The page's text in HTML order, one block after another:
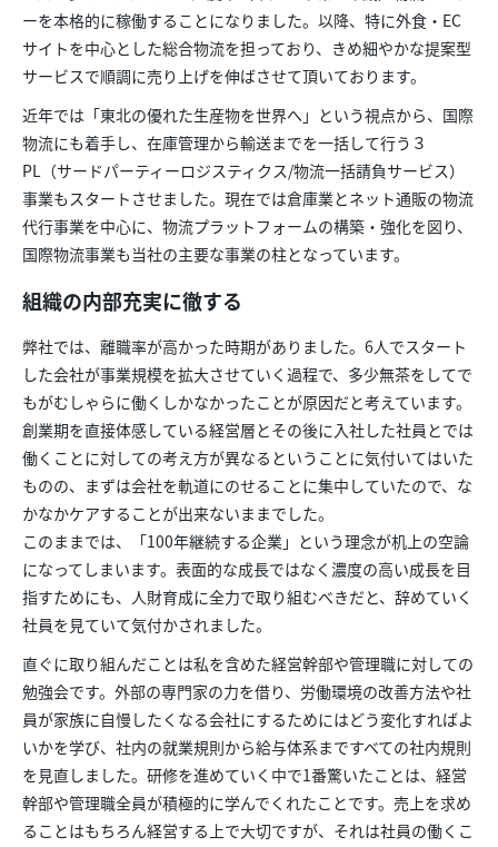
ーを本格的に稼働することになりました。以降、特に外食・EC
サイトを中心とした総合物流を担っており、きめ細やかな提案型
サービスで順調に売り上げを伸ばさせて頂いております。
近年では「東北の優れた生産物を世界へ」という視点から、国際
物流にも着手し、在庫管理から輸送までを一括して行う３
PL（サードパーティーロジスティクス/物流一括請負サービス）
事業もスタートさせました。現在では倉庫業とネット通販の物流
代行事業を中心に、物流プラットフォームの構築・強化を図り、
国際物流事業も当社の主要な事業の柱となっています。
組織の内部充実に徹する
弊社では、離職率が高かった時期がありました。6人でスタート
した会社が事業規模を拡大させていく過程で、多少無茶をしてで
もがむしゃらに働くしかなかったことが原因だと考えています。
創業期を直接体感している経営層とその後に入社した社員とでは
働くことに対しての考え方が異なるということに気付いてはいた
ものの、まずは会社を軌道にのせることに集中していたので、な
かなかケアすることが出来ないままでした。
このままでは、「100年継続する企業」という理念が机上の空論
になってしまいます。表面的な成長ではなく濃度の高い成長を目
指すためにも、人財育成に全力で取り組むべきだと、辞めていく
社員を見ていて気付かされました。
直ぐに取り組んだことは私を含めた経営幹部や管理職に対しての
勉強会です。外部の専門家の力を借り、労働環境の改善方法や社
員が家族に自慢したくなる会社にするためにはどう変化すればよ
いかを学び、社内の就業規則から給与体系まですべての社内規則
を見直しました。研修を進めていく中で1番驚いたことは、経営
幹部や管理職全員が積極的に学んでくれたことです。売上を求め
ることはもちろん経営する上で大切ですが、それは社員の働くこ